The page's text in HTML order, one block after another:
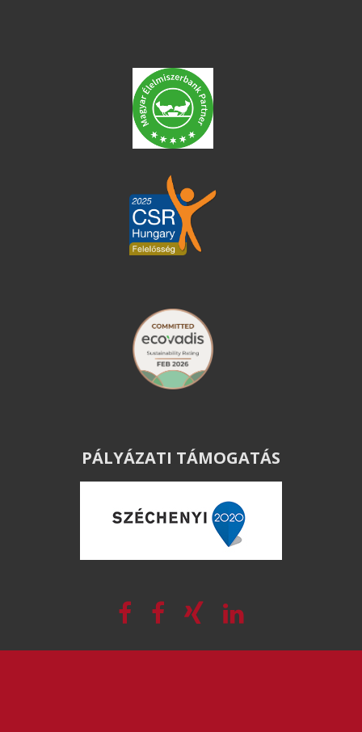
PÁLYÁZATI TÁMOGATÁS